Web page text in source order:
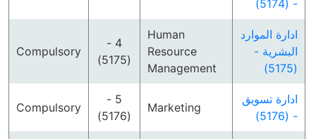
- (5174)
ادارة الموارد
البشرية -
(5175)
Human
Resource
Management
4 -
(5175)
Compulsory
ادارة تسويق
- (5176)
Marketing
5 -
(5176)
Compulsory